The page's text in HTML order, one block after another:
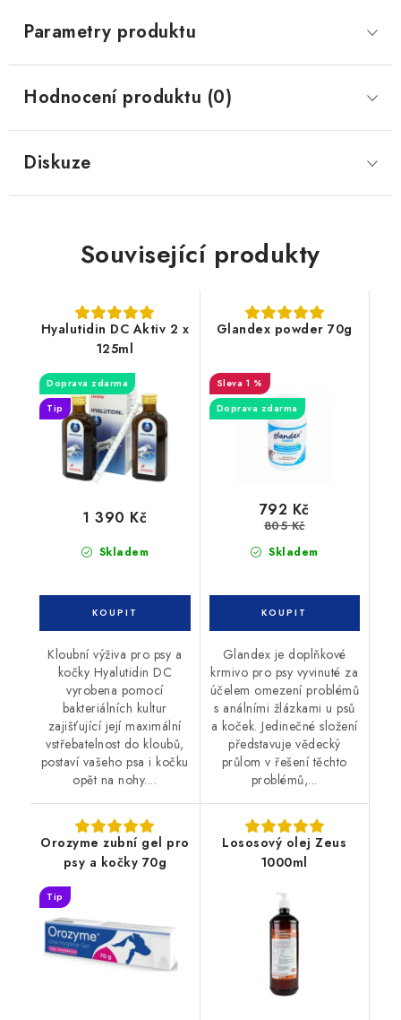
Parametry produktu
Hodnocení produktu (0)
Diskuze
Související produkty
Hyalutidin DC Aktiv 2 x
125ml
Doprava zdarma
Tip
Skladem
1 390 Kč
Kloubní výživa pro psy a
kočky Hyalutidin DC
vyrobena pomocí
bakteriálních kultur
zajišťující její maximální
vstřebatelnost do kloubů,
postaví vašeho psa i kočku
opět na nohy....
Glandex powder 70g
1 %
Doprava zdarma
Skladem
792 Kč
805 Kč
Glandex je doplňkové
krmivo pro psy vyvinuté za
účelem omezení problémů
s análními žlázkami u psů
a koček. Jedinečné složení
představuje vědecký
průlom v řešení těchto
problémů,...
Orozyme zubní gel pro
psy a kočky 70g
Tip
Lososový olej Zeus
1000ml